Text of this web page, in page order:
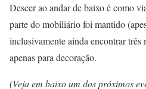
Descer ao andar de baixo é como
parte do mobiliário foi mantido
inclusivamente ainda encontrar três
apenas para decoração.
(Veja em baixo um dos próximos